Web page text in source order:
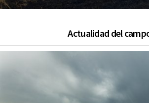
Actualidad del